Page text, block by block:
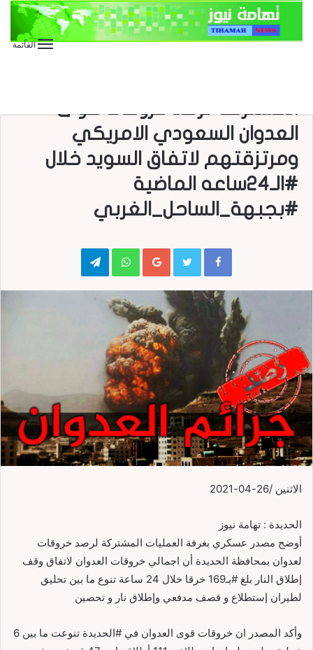
القائمة
المشتركة ترصد خروقات قوى
العدوان السعودي الامريكي
ومرتزقتهم لاتفاق السويد خلال
#الـ24ساعه الماضية
#بجبهة_الساحل_الغربي
Google+
WhatsApp
Telegram
الاثنين /26-04-2021
الحديدة : تهامة نيوز
أوضح مصدر عسكري بغرفة العمليات المشتركة لرصد خروقات
لعدوان بمحافظة الحديدة أن اجمالي خروقات العدوان لاتفاق وقف
إطلاق النار بلغ #بـ169 خرقا خلال 24 ساعة تنوع ما بين تحليق
لطيران إستطلاع و قصف مدفعي وإطلاق نار و تحصين
وأكد المصدر ان خروقات قوى العدوان في #الحديدة تنوعت ما بين 6